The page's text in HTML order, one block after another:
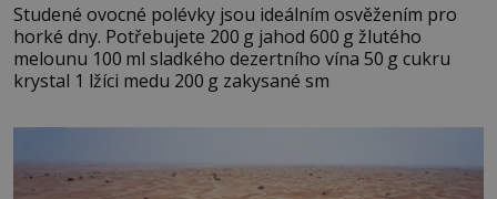
Studené ovocné polévky jsou ideálním osvěžením pro
horké dny. Potřebujete 200 g jahod 600 g žlutého
melounu 100 ml sladkého dezertního vína 50 g cukru
krystal 1 lžíci medu 200 g zakysané sm